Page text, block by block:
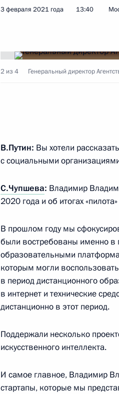
26 февраля 2021 года,
25 февраля 2021 года,
Катыриным
25 февраля 2021 года, 14:10
24 февраля 2021 года,
Заседание коллегии ФСБ
24 февраля 2021 года, 14:40
20 февраля 2021 года,
20 февраля 2021 года, 10:00
3 февраля 2021 года 13:40
2 из 4 Генеральный директор
В.Путин: Вы хотели
с социальными
С.Чупшева: Владимир
2020 года и об итогах
В прошлом году мы
были востребованы именно
образовательными
которым могли
в период дистанционного
в интернет и технические
дистанционно в этот период.
Поддержали несколько
искусственного интеллекта.
И самое главное, Владимир
стартапы, которые мы